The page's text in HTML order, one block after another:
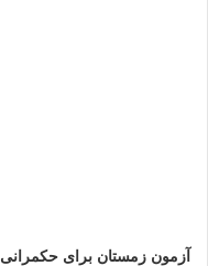
آزمون زمستان برای حکمرانی